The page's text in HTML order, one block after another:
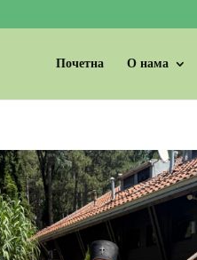
Почетна О нама